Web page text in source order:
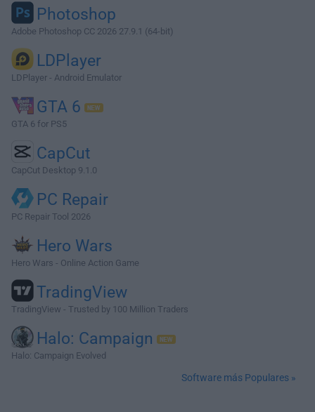
Photoshop
Adobe Photoshop CC 2026 27.9.1 (64-bit)
LDPlayer
LDPlayer - Android Emulator
GTA 6
GTA 6 for PS5
CapCut
CapCut Desktop 9.1.0
PC Repair
PC Repair Tool 2026
Hero Wars
Hero Wars - Online Action Game
TradingView
TradingView - Trusted by 100 Million Traders
Halo: Campaign
Halo: Campaign Evolved
Software más Populares »